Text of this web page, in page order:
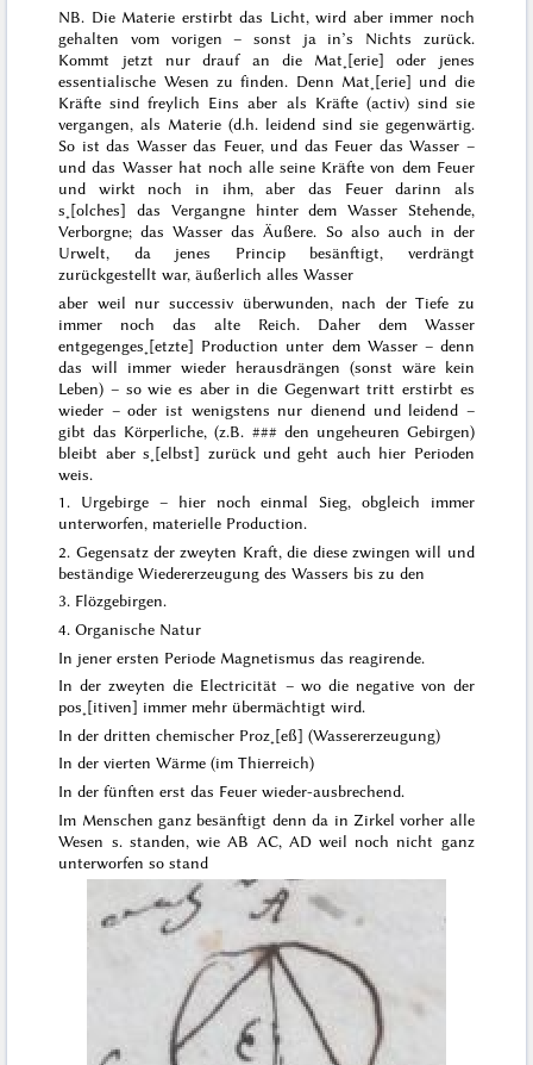
NB. Die Materie erstirbt das Licht, wird aber immer noch
gehalten vom vorigen – sonst ja in’s Nichts zurück.
Kommt jetzt nur drauf an die Mat˖[erie] oder jenes
essentialische Wesen zu finden. Denn Mat˖[erie] und die
Kräfte sind freylich Eins aber als Kräfte(activ) sind sie
vergangen, als Materie (d.h. leidend sind sie gegenwärtig.
So ist das Wasser das Feuer, und das Feuer das Wasser –
und das Wasser hat noch alle seine Kräfte von dem Feuer
und wirkt noch in ihm, aber das Feuer darinn als
s˖[olches] das Vergangne hinter dem Wasser Stehende,
Verborgne; das Wasser das Äußere. So also auch in der
Urwelt, da jenes Princip besänftigt, verdrängt
zurückgestellt war, äußerlich alles Wasser
aber weil nur successiv überwunden, nach der Tiefe zu
immer noch das alte Reich. Daher dem Wasser
entgegenges˖[etzte] Production unter dem Wasser – denn
das will immer wieder herausdrängen (sonst wäre kein
Leben) – so wie es aber in die Gegenwart tritt erstirbt es
wieder – oder ist wenigstens nur dienend und leidend –
gibt das Körperliche, (z.B. ###den ungeheuren Gebirgen)
bleibt aber s˖[elbst] zurück und geht auch hier Perioden
weis.
1. Urgebirge – hier noch einmal Sieg, obgleich immer
unterworfen, materielle Production.
2. Gegensatz der zweyten Kraft, die diese zwingen will und
beständige Wiedererzeugung des Wassers bis zu den
3. Flözgebirgen.
4. Organische Natur
In jener ersten Periode Magnetismus das reagirende.
In der zweyten die Electricität – wo die negative von der
pos˖[itiven] immer mehr übermächtigt wird.
In der dritten chemischer Proz˖[eß] (Wassererzeugung)
In der vierten Wärme (im Thierreich)
In der fünften erst das Feuer wieder-ausbrechend.
Im Menschen ganz besänftigt denn da in Zirkel vorher alle
Wesen s. standen, wie AB AC, AD weil noch nicht ganz
unterworfen so stand